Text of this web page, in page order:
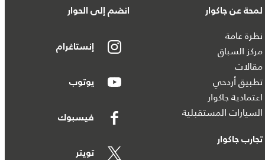
لمحة عن جاكوار
نظرة عامة
مركز السباق
مقالات
تطبيق أردحي
اعتمادية جاكوار
السيارات المستقبلية
تجارب جاكوار
انضم إلى الحوار
إنستاغرام
يوتوب
فيسبوك
تويتر